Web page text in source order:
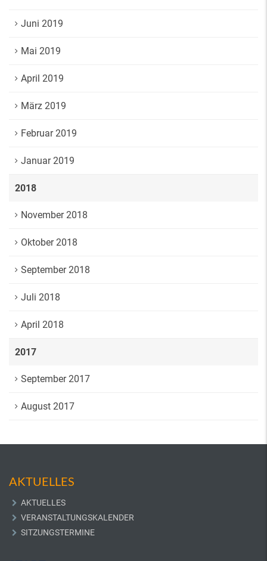
Juni 2019
Mai 2019
April 2019
März 2019
Februar 2019
Januar 2019
2018
November 2018
Oktober 2018
September 2018
Juli 2018
April 2018
2017
September 2017
August 2017
AKTUELLES
AKTUELLES
VERANSTALTUNGSKALENDER
SITZUNGSTERMINE